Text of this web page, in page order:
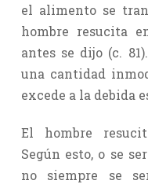
el alimento se
hombre resucita
antes se dijo (c.
una cantidad
excede a la debida
El hombre
Según esto, o se
no siempre se